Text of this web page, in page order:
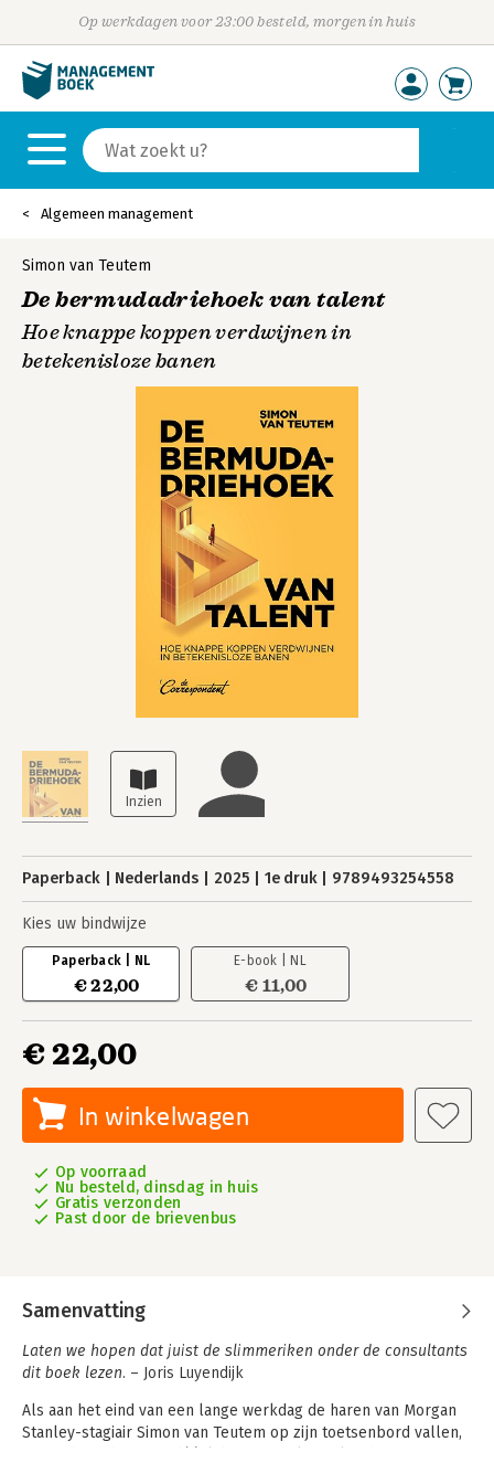
Op werkdagen voor 23:00 besteld, morgen in huis
Algemeen management
Simon van Teutem
De bermudadriehoek van talent
Hoe knappe koppen verdwijnen in
betekenisloze banen
Paperback Nederlands 2025 1e druk 9789493254558
Kies uw bindwijze
Paperback | NL
€ 22,00
E-book | NL
€ 11,00
€ 22,00
In winkelwagen
Op voorraad
Nu besteld, dinsdag in huis
Gratis verzonden
Past door de brievenbus
Samenvatting
Laten we hopen dat juist de slimmeriken onder de consultants
dit boek lezen. – Joris Luyendijk
Als aan het eind van een lange werkdag de haren van Morgan
Stanley-stagiair Simon van Teutem op zijn toetsenbord vallen,